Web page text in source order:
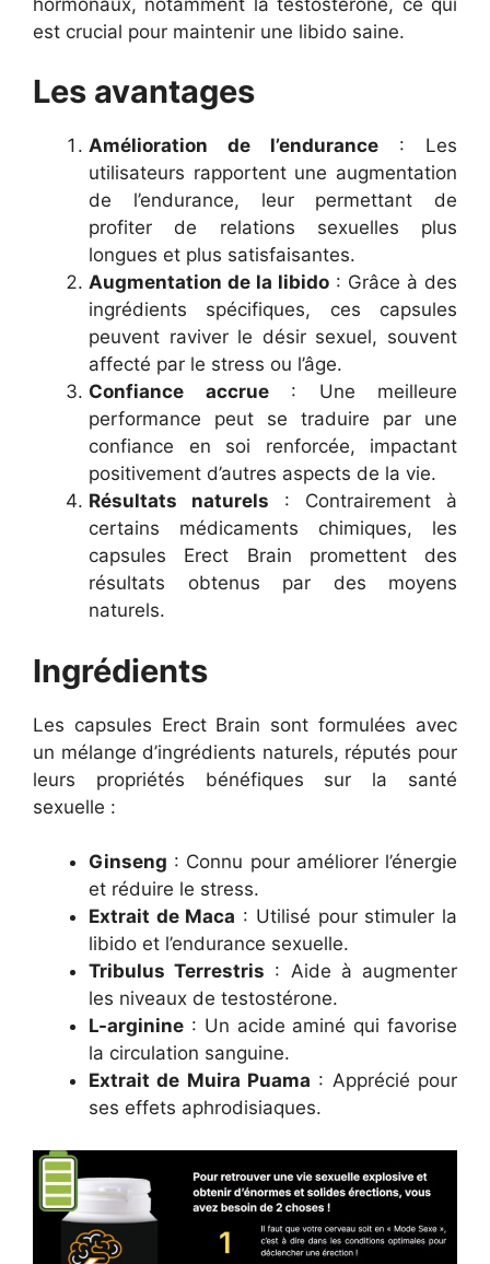
est crucial pour maintenir une libido saine.
Les avantages
Amélioration de l’endurance : Les
utilisateurs rapportent une augmentation
de l’endurance, leur permettant de
profiter de relations sexuelles plus
longues et plus satisfaisantes.
Augmentation de la libido : Grâce à des
ingrédients spécifiques, ces capsules
peuvent raviver le désir sexuel, souvent
affecté par le stress ou l’âge.
Confiance accrue: Une meilleure
performance peut se traduire par une
confiance en soi renforcée, impactant
positivement d’autres aspects de la vie.
Résultats naturels : Contrairement à
certains médicaments chimiques, les
capsules Erect Brain promettent des
résultats obtenus par des moyens
naturels.
Ingrédients
Les capsules Erect Brain sont formulées avec
un mélange d’ingrédients naturels, réputés pour
leurs propriétés bénéfiques sur la santé
sexuelle :
Ginseng : Connu pour améliorer l’énergie
et réduire le stress.
Extrait de Maca : Utilisé pour stimuler la
libido et l’endurance sexuelle.
Tribulus Terrestris : Aide à augmenter
les niveaux de testostérone.
L-arginine : Un acide aminé qui favorise
la circulation sanguine.
Extrait de Muira Puama : Apprécié pour
ses effets aphrodisiaques.